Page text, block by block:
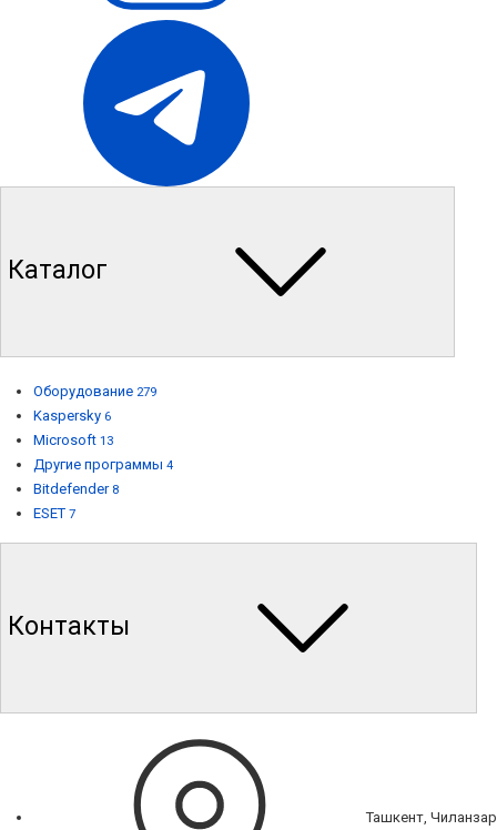
Каталог
Оборудование 279
Kaspersky 6
Microsoft 13
Другие программы 4
Bitdefender 8
ESET 7
Контакты
Ташкент, Чиланзар